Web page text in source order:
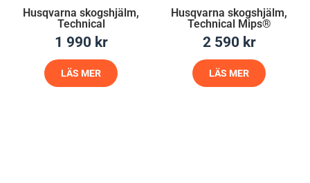
Husqvarna skogshjälm,
Technical
1 990 kr
LÄS MER
Husqvarna skogshjälm,
Technical Mips®
2 590 kr
LÄS MER